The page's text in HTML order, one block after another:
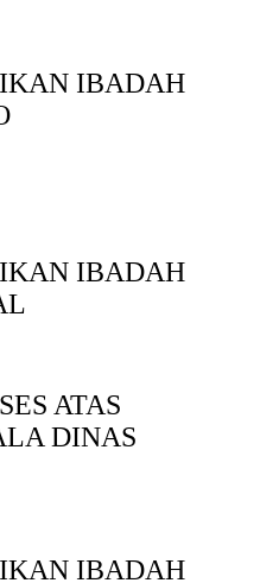
IBADAH
IBADAH
ATAS
DINAS
IBADAH